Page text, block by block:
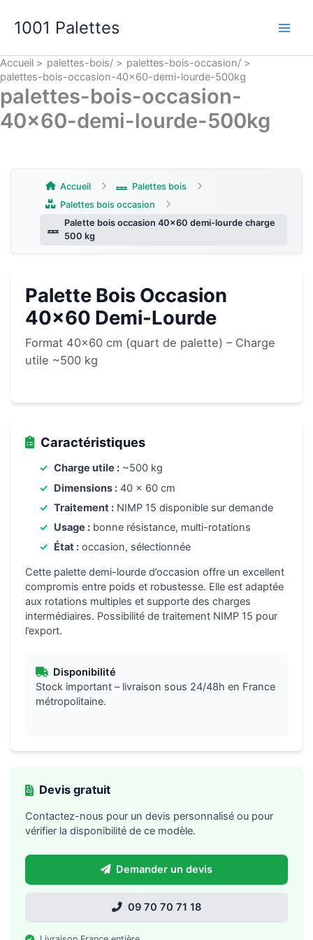
contenu
1001 Palettes
Accueil palettes-bois/
palettes-bois-occasion/
palettes-bois-occasion-40×60-demi-lourde-500kg
palettes-bois-occasion-
40×60-demi-lourde-500kg
Accueil
Palettes bois
Palettes bois occasion
Palette bois occasion 40×60 demi-lourde charge
500 kg
Palette Bois Occasion
40×60 Demi-Lourde
Format 40×60 cm (quart de palette) – Charge
utile ~500 kg
Caractéristiques
Charge utile :~500 kg
Dimensions :40 x 60 cm
Traitement :NIMP 15 disponible sur demande
Usage :bonne résistance, multi-rotations
État :occasion, sélectionnée
Cette palette demi-lourde d’occasion offre un excellent
compromis entre poids et robustesse. Elle est adaptée
aux rotations multiples et supporte des charges
intermédiaires. Possibilité de traitement NIMP 15 pour
l’export.
Disponibilité
Stock important – livraison sous 24/48h en France
métropolitaine.
Devis gratuit
Contactez-nous pour un devis personnalisé ou pour
vérifier la disponibilité de ce modèle.
Demander un devis
09 70 70 71 18